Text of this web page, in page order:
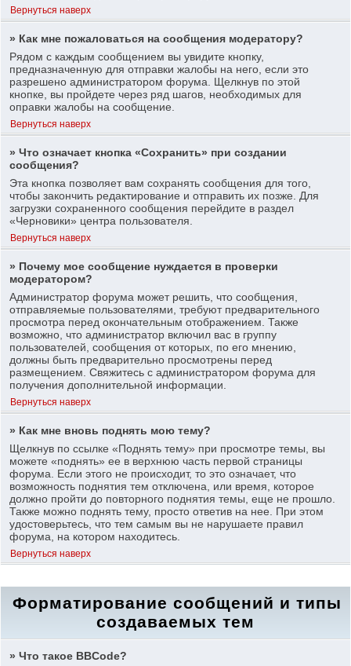
Вернуться наверх
» Как мне пожаловаться на сообщения модератору?
Рядом с каждым сообщением вы увидите кнопку,
предназначенную для отправки жалобы на него, если это
разрешено администратором форума. Щелкнув по этой
кнопке, вы пройдете через ряд шагов, необходимых для
оправки жалобы на сообщение.
Вернуться наверх
» Что означает кнопка «Сохранить» при создании
сообщения?
Эта кнопка позволяет вам сохранять сообщения для того,
чтобы закончить редактирование и отправить их позже. Для
загрузки сохраненного сообщения перейдите в раздел
«Черновики» центра пользователя.
Вернуться наверх
» Почему мое сообщение нуждается в проверки
модератором?
Администратор форума может решить, что сообщения,
отправляемые пользователями, требуют предварительного
просмотра перед окончательным отображением. Также
возможно, что администратор включил вас в группу
пользователей, сообщения от которых, по его мнению,
должны быть предварительно просмотрены перед
размещением. Свяжитесь с администратором форума для
получения дополнительной информации.
Вернуться наверх
» Как мне вновь поднять мою тему?
Щелкнув по ссылке «Поднять тему» при просмотре темы, вы
можете «поднять» ее в верхнюю часть первой страницы
форума. Если этого не происходит, то это означает, что
возможность поднятия тем отключена, или время, которое
должно пройти до повторного поднятия темы, еще не прошло.
Также можно поднять тему, просто ответив на нее. При этом
удостоверьтесь, что тем самым вы не нарушаете правил
форума, на котором находитесь.
Вернуться наверх
Форматирование сообщений и типы
создаваемых тем
» Что такое BBCode?